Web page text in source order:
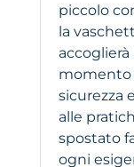
piccolo
la
accoglierà
sicurezza
alle
spostato
ogni